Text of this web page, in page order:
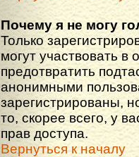
Почему я не могу
Только
могут участвовать в
предотвратить
анонимными
зарегистрированы,
то, скорее всего, у
прав доступа.
Вернуться к началу